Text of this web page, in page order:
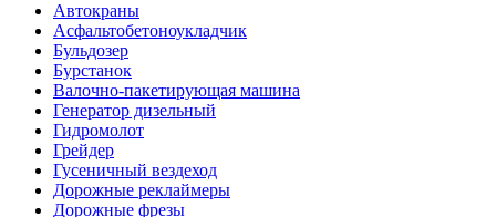
Автокраны
Асфальтобетоноукладчик
Бульдозер
Бурстанок
Валочно-пакетирующая машина
Генератор дизельный
Гидромолот
Грейдер
Гусеничный вездеход
Дорожные реклаймеры
Дорожные фрезы